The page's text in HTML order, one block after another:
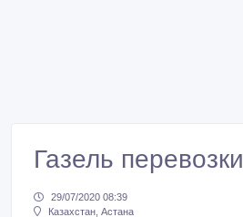
Газель перевозки
29/07/2020 08:39
Казахстан, Астана